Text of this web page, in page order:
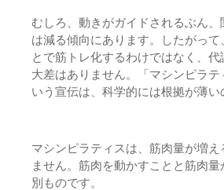
むしろ、動きがガイドされるぶん
は減る傾向にあります。したがって
とで筋トレ化するわけではなく、代
大差はありません。「マシンピラテ
いう宣伝は、科学的には根拠が薄い
マシンピラティスは、筋肉量が増え
ません。筋肉を動かすことと筋肉
別ものです。